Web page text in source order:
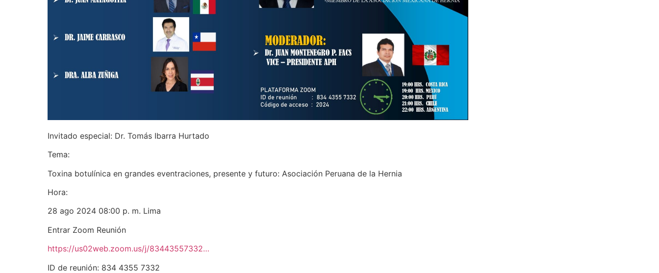
Invitado especial: Dr. Tomás Ibarra Hurtado
Tema:
Toxina botulínica en grandes eventraciones, presente y futuro: Asociación Peruana de la Hernia
Hora:
28 ago 2024 08:00 p. m. Lima
Entrar Zoom Reunión
https://us02web.zoom.us/j/83443557332…
ID de reunión: 834 4355 7332